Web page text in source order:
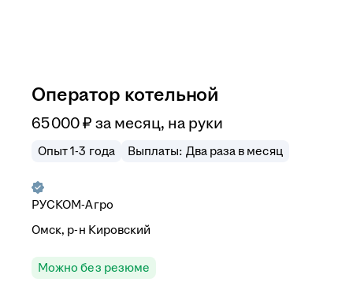
Оператор котельной
65 000₽ за месяц, на руки
Опыт 1-3 года Выплаты: Два раза в месяц
РУСКОМ-Агро
Омск, р-н Кировский
Можно без резюме